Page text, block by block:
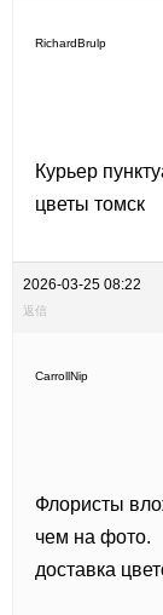
RichardBrulp
Курьер
цветы томск
2026-03-25 08:22
返信
CarrollNip
Флористы
чем на фото.
доставка